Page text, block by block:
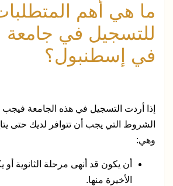
ما هي أهم
للتسجيل في جامعة
في إسطنبول؟
إذا أردت التسجيل في هذه الجامعة فيجب
الشروط التي يجب أن تتوافر لديك حتى
وهي:
أن يكون قد أنهى مرحلة الثانوية
الأخيرة منها.